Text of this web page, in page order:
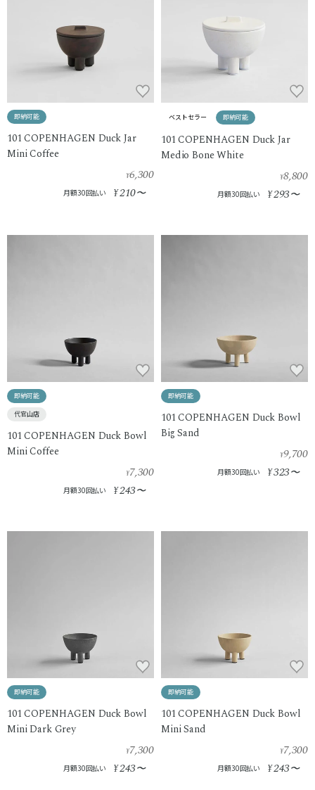
即納可能
101 COPENHAGEN Duck Jar
Mini Coffee
¥6,300
月額30回払い ¥210〜
ベストセラー 即納可能
101 COPENHAGEN Duck Jar
Medio Bone White
¥8,800
月額30回払い ¥293〜
即納可能
代官山店
101 COPENHAGEN Duck Bowl
Mini Coffee
¥7,300
月額30回払い ¥243〜
即納可能
101 COPENHAGEN Duck Bowl
Big Sand
¥9,700
月額30回払い ¥323〜
即納可能
101 COPENHAGEN Duck Bowl
Mini Dark Grey
¥7,300
月額30回払い ¥243〜
即納可能
101 COPENHAGEN Duck Bowl
Mini Sand
¥7,300
月額30回払い ¥243〜